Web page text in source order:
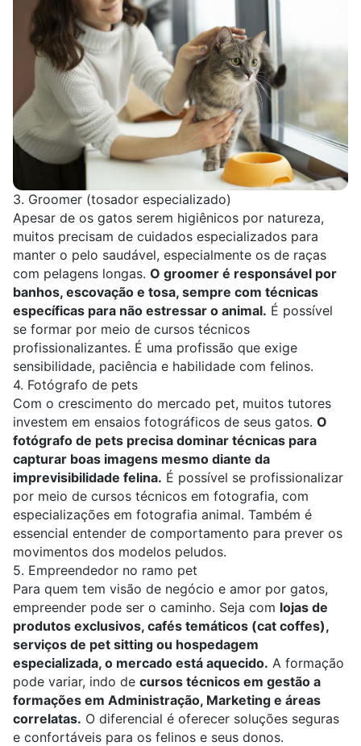
3. Groomer (tosador especializado)
Apesar de os gatos serem higiênicos por natureza,
muitos precisam de cuidados especializados para
manter o pelo saudável, especialmente os de raças
com pelagens longas. O groomer é responsável por
banhos, escovação e tosa, sempre com técnicas
específicas para não estressar o animal. É possível
se formar por meio de cursos técnicos
profissionalizantes. É uma profissão que exige
sensibilidade, paciência e habilidade com felinos.
4. Fotógrafo de pets
Com o crescimento do mercado pet, muitos tutores
investem em ensaios fotográficos de seus gatos. O
fotógrafo de pets precisa dominar técnicas para
capturar boas imagens mesmo diante da
imprevisibilidade felina. É possível se profissionalizar
por meio de cursos técnicos em fotografia, com
especializações em fotografia animal. Também é
essencial entender de comportamento para prever os
movimentos dos modelos peludos.
5. Empreendedor no ramo pet
Para quem tem visão de negócio e amor por gatos,
empreender pode ser o caminho. Seja com lojas de
produtos exclusivos, cafés temáticos (cat coffes),
serviços de pet sitting ou hospedagem
especializada, o mercado está aquecido. A formação
pode variar, indo de cursos técnicos em gestão a
formações em Administração, Marketing e áreas
correlatas. O diferencial é oferecer soluções seguras
e confortáveis para os felinos e seus donos.